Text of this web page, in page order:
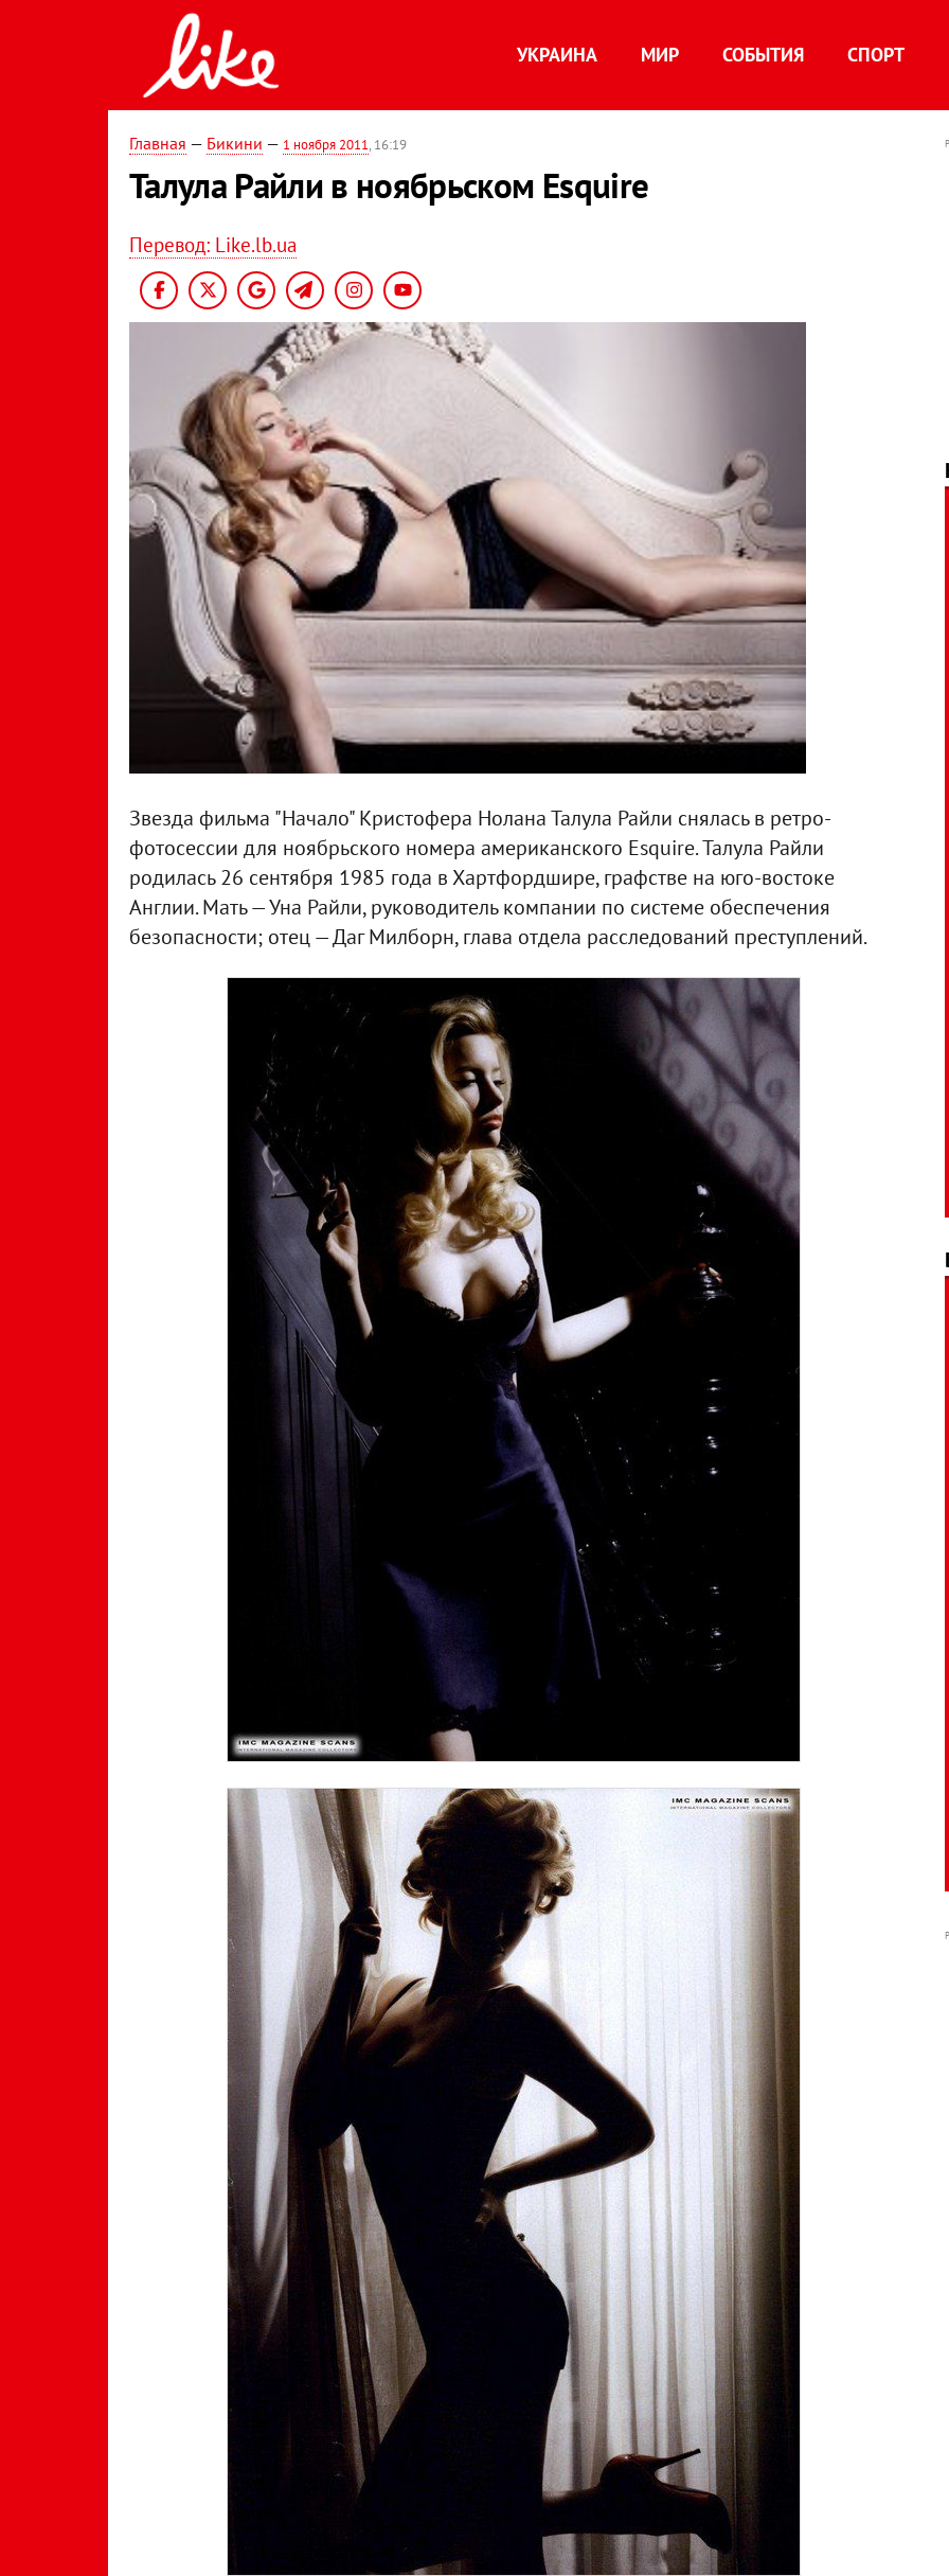
УКРАИНА МИР СОБЫТИЯ СПОРТ
Главная — Бикини — 1 ноября 2011, 16:19
Талула Райли в ноябрьском Esquire
Перевод: Like.lb.ua
Звезда фильма "Начало" Кристофера Нолана Талула Райли снялась в ретро-
фотосессии для ноябрьского номера американского Esquire. Талула Райли
родилась26 сентября 1985 года вХартфордшире, графстве на юго-востоке
Англии. Мать — Уна Райли, руководитель компании по системе обеспечения
безопасности; отец — Даг Милборн, глава отдела расследований преступлений.